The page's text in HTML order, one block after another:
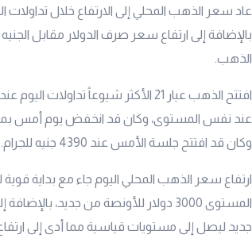
عاد سعر الذهب المحلي إلى الارتفاع خلال
بالإضافة إلى ارتفاع سعر صرف الدولار مقابل
الذهب.
افتتح الذهب عيار 21
وكان قد افتتح جلسة الأمس عند 4390 جنيه للجرام.
ارتفاع سعر الذهب المحلي اليوم جاء مع بداية
المستوى 3000 دولار للأونصة من جديد،
جديد ليصل إلى مستويات قياسية مما أدى إلى